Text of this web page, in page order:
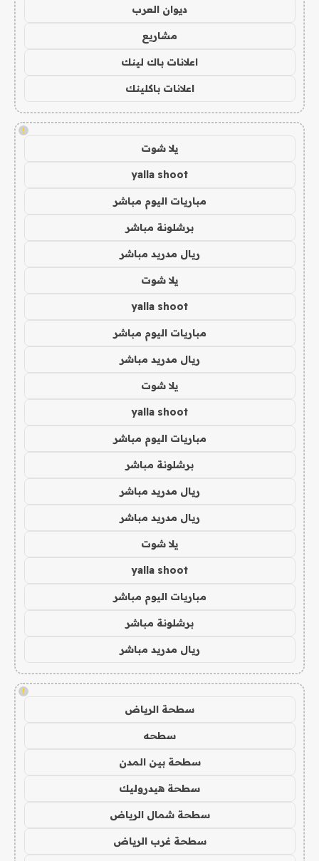
ديوان العرب
مشاريع
اعلانات باك لينك
اعلانات باكلينك
!
يلا شوت
yalla shoot
مباريات اليوم مباشر
برشلونة مباشر
ريال مدريد مباشر
يلا شوت
yalla shoot
مباريات اليوم مباشر
ريال مدريد مباشر
يلا شوت
yalla shoot
مباريات اليوم مباشر
برشلونة مباشر
ريال مدريد مباشر
ريال مدريد مباشر
يلا شوت
yalla shoot
مباريات اليوم مباشر
برشلونة مباشر
ريال مدريد مباشر
!
سطحة الرياض
سطحه
سطحة بين المدن
سطحة هيدروليك
سطحة شمال الرياض
سطحة غرب الرياض